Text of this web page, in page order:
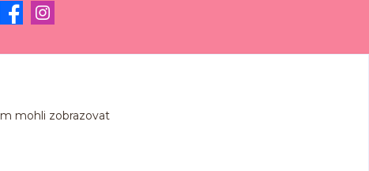
mohli zobrazovat